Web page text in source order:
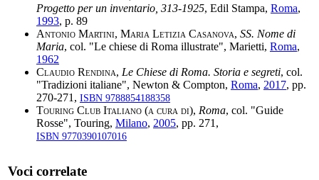
Progetto per un inventario, 313-1925, Edil Stampa, Roma,
1993, p. 89
Antonio Martini, Maria Letizia Casanova, SS. Nome di
Maria, col. "Le chiese di Roma illustrate", Marietti, Roma,
1962
Claudio Rendina, Le Chiese di Roma. Storia e segreti, col.
"Tradizioni italiane", Newton & Compton, Roma, 2017, pp.
270-271, ISBN 9788854188358
Touring Club Italiano (a cura di), Roma, col. "Guide
Rosse", Touring, Milano, 2005, pp. 271,
ISBN 9770390107016
Voci correlate